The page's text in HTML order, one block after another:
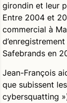
girondin et leur
Entre 2004 et
commercial à
Safebrands en
Jean-François
que subissent
cybersquatting